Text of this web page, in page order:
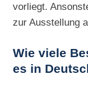
vorliegt.
zur Ausstellung
Wie viele
es in